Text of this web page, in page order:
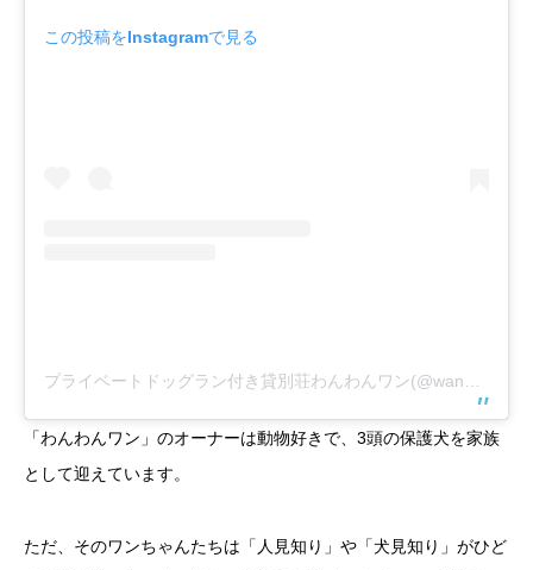
この投稿をInstagramで見る
「わんわんワン」のオーナーは動物好きで、3頭の保護犬を家族
として迎えています。
ただ、そのワンちゃんたちは「人見知り」や「犬見知り」がひど